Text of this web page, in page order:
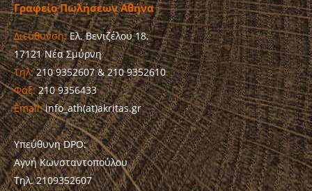
Γραφείο Πωλήσεων Αθήνα
Διεύθυνση:Ελ. Βενιζέλου 18,
17121 Νέα Σμύρνη
Τηλ:210 9352607 & 210 9352610
Φαξ:210 9356433
Email:info_ath(at)akritas.gr
Υπεύθυνη DPO:
Αγνή Κωνσταντοπούλου
Τηλ. 2109352607